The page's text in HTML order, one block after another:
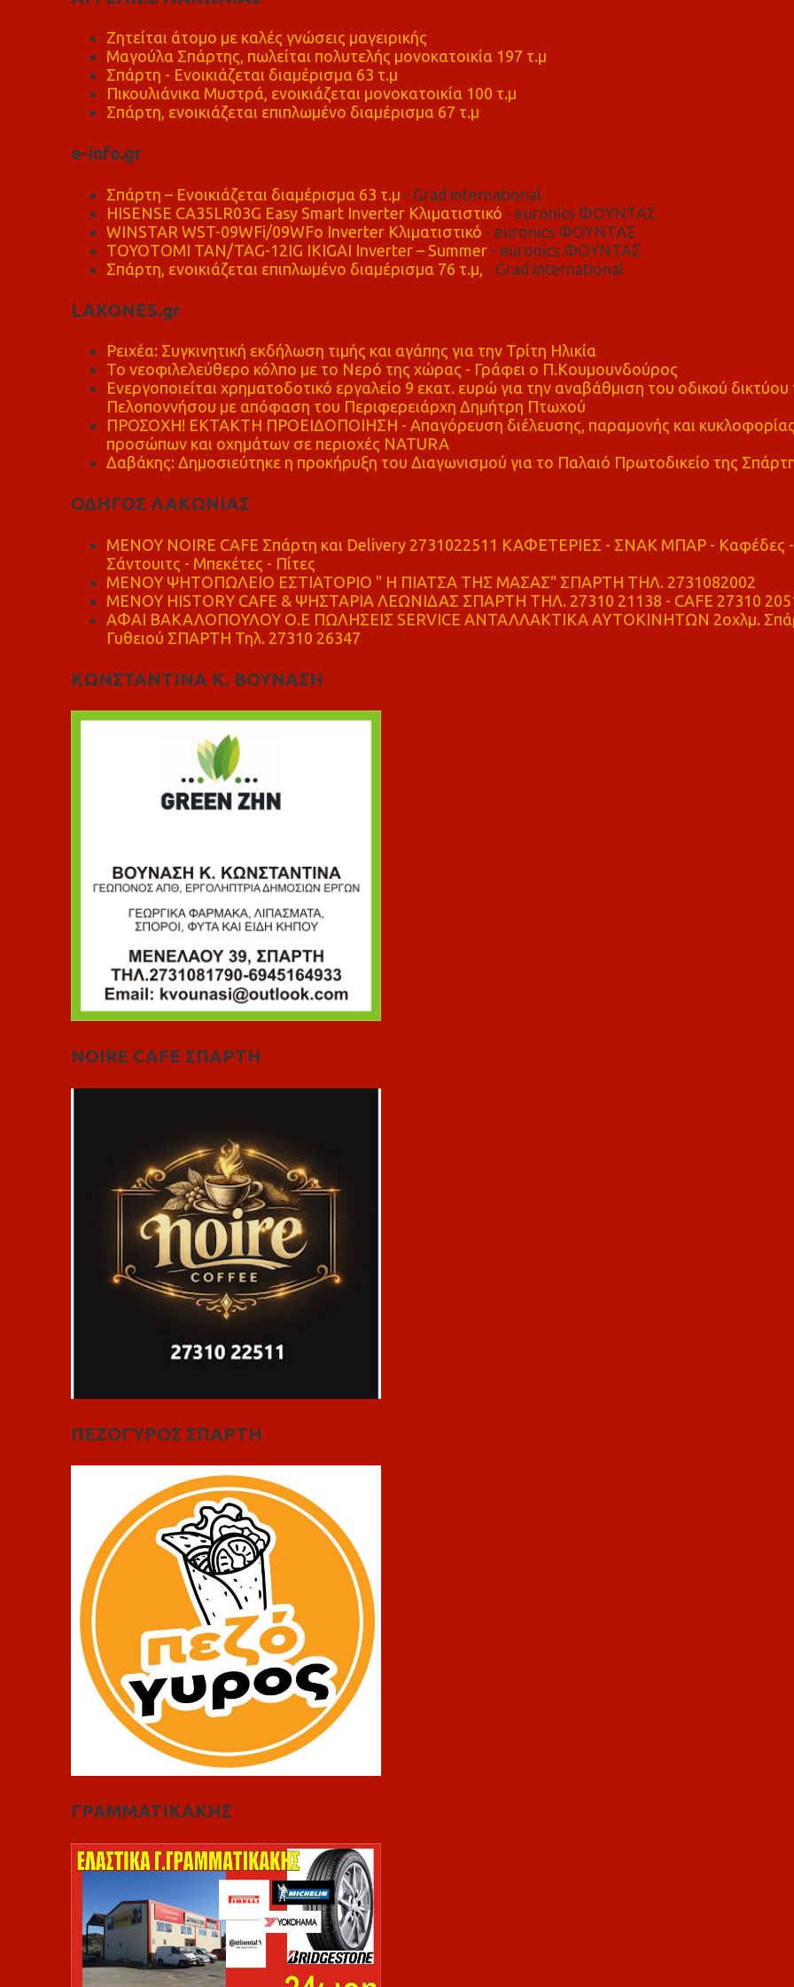
Ζητείται άτομο με καλές γνώσεις μαγειρικής
Μαγούλα Σπάρτης, πωλείται πολυτελής μονοκατοικία 197 τ.μ
Σπάρτη - Ενοικιάζεται διαμέρισμα 63 τ.μ
Πικουλιάνικα Μυστρά, ενοικιάζεται μονοκατοικία 100 τ.μ
Σπάρτη, ενοικιάζεται επιπλωμένο διαμέρισμα 67 τ.μ
e-info.gr
Σπάρτη – Ενοικιάζεται διαμέρισμα 63 τ.μ - Grad international
HISENSE CA35LR03G Easy Smart Inverter Κλιματιστικό - euronics ΦΟΥΝΤΑΣ
WINSTAR WST-09WFi/09WFo Inverter Κλιματιστικό - euronics ΦΟΥΝΤΑΣ
TOYOTOMI TAN/TAG-12IG IKIGAI Inverter – Summer- euronics ΦΟΥΝΤΑΣ
Σπάρτη, ενοικιάζεται επιπλωμένο διαμέρισμα 76 τ.μ, - Grad international
LAKONES.gr
Ρειχέα: Συγκινητική εκδήλωση τιμής και αγάπης για την Τρίτη Ηλικία
Το νεοφιλελεύθερο κόλπο με το Νερό της χώρας - Γράφει ο Π.Κουμουνδούρος
Ενεργοποιείται χρηματοδοτικό εργαλείο 9 εκατ. ευρώ για την αναβάθμιση του οδικού δικτύου
Πελοποννήσου με απόφαση του Περιφερειάρχη Δημήτρη Πτωχού
ΠΡΟΣΟΧΗ! ΕΚΤΑΚΤΗ ΠΡΟΕΙΔΟΠΟΙΗΣΗ - Απαγόρευση διέλευσης, παραμονής και
προσώπων και οχημάτων σε περιοχές NATURA
Δαβάκης: Δημοσιεύτηκε η προκήρυξη του Διαγωνισμού για το Παλαιό Πρωτοδικείο της
ΟΔΗΓΟΣ ΛΑΚΩΝΙΑΣ
MENOY NOIRE CAFE Σπάρτη και Delivery 2731022511 ΚΑΦΕΤΕΡΙΕΣ - ΣΝΑΚ ΜΠΑΡ - Καφέδες -
Σάντουιτς - Μπεκέτες - Πίτες
ΜΕΝΟΥ ΨΗΤΟΠΩΛΕΙΟ ΕΣΤΙΑΤΟΡΙΟ " Η ΠΙΑΤΣΑ ΤΗΣ ΜΑΣΑΣ" ΣΠΑΡΤΗ ΤΗΛ. 2731082002
ΜΕΝΟΥ HISTORY CAFE & ΨΗΣΤΑΡΙΑ ΛΕΩΝΙΔΑΣ ΣΠΑΡΤΗ ΤΗΛ. 27310 21138 - CAFE 27310
ΑΦΑΙ ΒΑΚΑΛΟΠΟΥΛΟΥ Ο.Ε ΠΩΛΗΣΕΙΣ SERVICE ΑΝΤΑΛΛΑΚΤΙΚΑ ΑΥΤΟΚΙΝΗΤΩΝ 2οχλμ.
Γυθειού ΣΠΑΡΤΗ Τηλ. 27310 26347
ΚΩΝΣΤΑΝΤΙΝΑ Κ. ΒΟΥΝΑΣΗ
NOIRE CAFE ΣΠΑΡΤΗ
ΠΕΖΟΓΥΡΟΣ ΣΠΑΡΤΗ
ΓΡΑΜΜΑΤΙΚΑΚΗΣ